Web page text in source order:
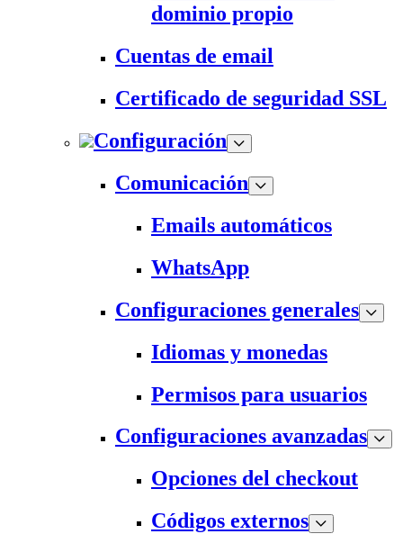
dominio propio
Cuentas de email
Certificado de seguridad SSL
Configuración
Comunicación
Emails automáticos
WhatsApp
Configuraciones generales
Idiomas y monedas
Permisos para usuarios
Configuraciones avanzadas
Opciones del checkout
Códigos externos